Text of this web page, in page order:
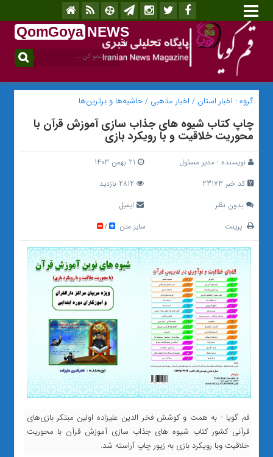
QomGoya NEWS
.ir
گروه : اخبار استان / اخبار مذهبی /حاشیه‌ها و برترین‌ها
چاپ کتاب شیوه های جذاب سازی آموزش قرآن با
محوریت خلاقیت و با رویکرد بازی
نویسنده : مدیر مسئول
کد خبر 23173
بدون نظر
ایمیل
پرینت
سایز متن /
قم گویا - به همت و کوشش فخر الدین علیزاده اولین مبتکر بازی‌های
قرآنی کشور کتاب شیوه های جذاب سازی آموزش قرآن با محوریت
خلاقیت وبا رویکرد بازی به زیور چاپ آراسته شد.